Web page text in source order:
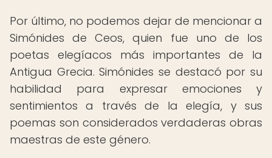
Por último, no podemos dejar de mencionar a
Simónides de Ceos, quien fue uno de los
poetas elegíacos más importantes de la
Antigua Grecia. Simónides se destacó por su
habilidad para expresar emociones y
sentimientos a través de la elegía, y sus
poemas son considerados verdaderas obras
maestras de este género.